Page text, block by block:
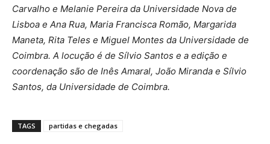
Carvalho e Melanie Pereira da Universidade Nova de
Lisboa e Ana Rua, Maria Francisca Romão, Margarida
Maneta, Rita Teles e Miguel Montes da Universidade de
Coimbra. A locução é de Sílvio Santos e a edição e
coordenação são de Inês Amaral, João Miranda e Sílvio
Santos, da Universidade de Coimbra.
TAGS partidas e chegadas